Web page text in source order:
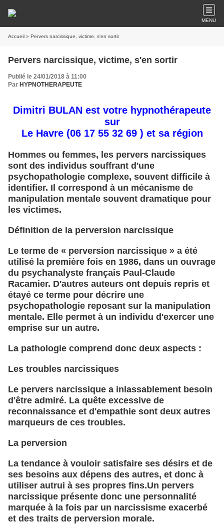
MENU
Accueil » Pervers narcissique, victime, s'en sortir
Pervers narcissique, victime, s'en sortir
Publié le 24/01/2018 à 11:00
Par HYPNOTHERAPEUTE
Dimitri BULAN est votre hypnothérapeute
sur
Le Havre (06 17 55 32 69 ) et sa région
Hommes ou femmes, les pervers narcissiques
sont des individus souffrant d'une
psychopathologie complexe, souvent difficile à
identifier. Il correspond à un mécanisme de
manipulation mentale souvent dramatique pour
les victimes.
Définition de la perversion narcissique
Le terme de « perversion narcissique » a été
utilisé la première fois en 1986, dans un ouvrage
du psychanalyste français Paul-Claude
Racamier. D'autres auteurs ont depuis repris et
étayé ce terme pour décrire une
psychopathologie reposant sur la manipulation
mentale. Elle permet à un individu d'exercer une
emprise sur un autre.
La pathologie comprend donc deux aspects :
Les troubles narcissiques
Le pervers narcissique a inlassablement besoin
d'être admiré. La quête excessive de
reconnaissance et d'empathie sont deux autres
marqueurs de ces troubles.
La perversion
La tendance à vouloir satisfaire ses désirs et de
ses besoins aux dépens des autres, et donc à
utiliser autrui à ses propres fins.Un pervers
narcissique présente donc une personnalité
marquée à la fois par un narcissisme exacerbé
et des traits de perversion morale.